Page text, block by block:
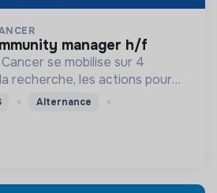
manager h/f
se mobilise sur 4
recherche, les actions pour
la prévention & promotion
& observatoire.
Alternance